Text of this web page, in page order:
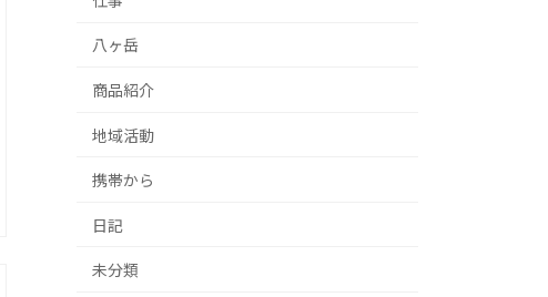
八ヶ岳
商品紹介
地域活動
携帯から
日記
未分類